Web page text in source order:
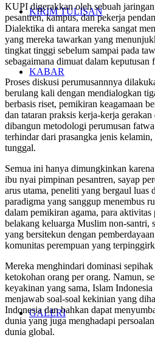
KIRIM TULISAN
KABAR
GALERI
KUPI digerakkan oleh sebuah
pesantren, kampus, dan pekerja
Dialektika di antara mereka sangat
yang mereka tawarkan yang
tingkat tinggi sebelum sampai pada
sebagaimana dimuat dalam
Proses diskusi perumusannnya
berulang kali dengan mendialogkan
berbasis riset, pemikiran keagamaan
dan tataran praksis kerja-kerja
dibangun metodologi perumusan
terhindar dari prasangka jenis
tunggal.
Semua ini hanya dimungkinkan
ibu nyai pimpinan pesantren, sayap
arus utama, peneliti yang bergaul luas
paradigma yang sanggup menembus
dalam pemikiran agama, para aktivitas
belakang keluarga Muslim non-santri,
yang bersitekun dengan
komunitas perempuan yang
Mereka menghindari dominasi sepihak
ketokohan orang per orang. Namun,
keyakinan yang sama, Islam
menjawab soal-soal kekinian yang
Indonesia dan bahkan dapat
dunia yang juga menghadapi
dunia global.